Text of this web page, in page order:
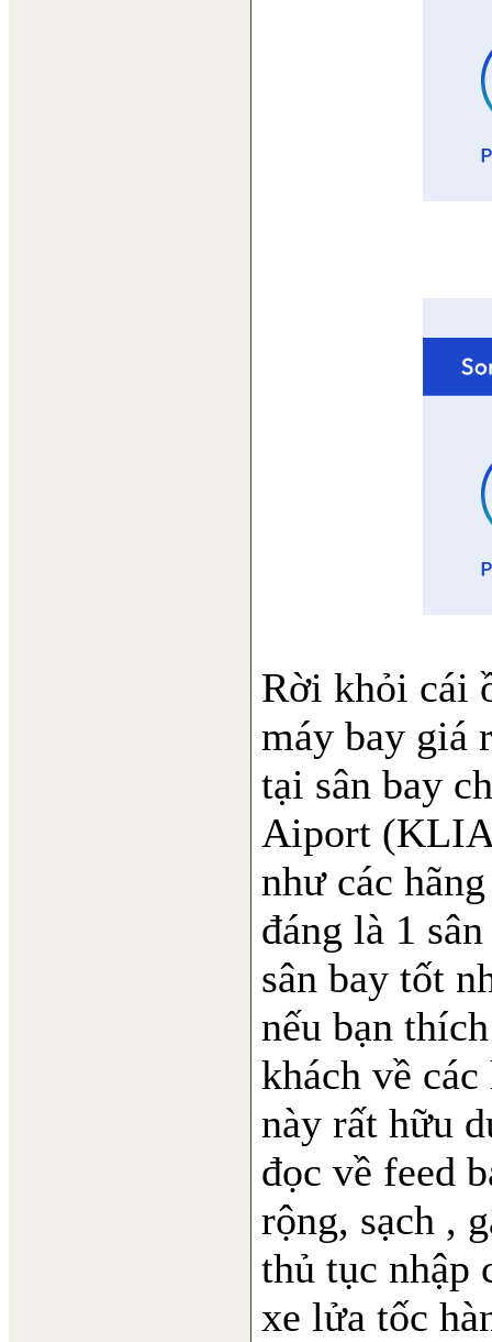
Rời khỏi cái
máy bay giá
tại sân bay
Aiport
như các
đáng là 1
sân bay tốt
nếu bạn
khách về
này rất hữu
đọc về feed
rộng, sạch ,
thủ tục nhập
xe lửa tốc